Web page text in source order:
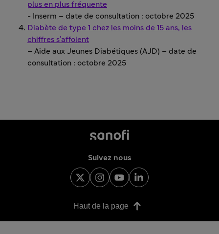
plus en plus fréquente
- Inserm – date de consultation : octobre 2025
Diabète de type 1 chez les moins de 15 ans, les
chiffres s’affolent
– Aide aux Jeunes Diabétiques (AJD) – date de
consultation : octobre 2025
Suivez nous
Haut de la page